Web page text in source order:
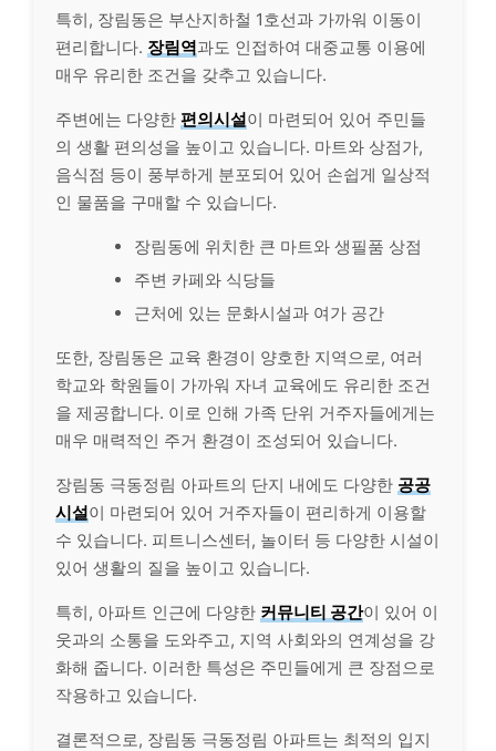
특히, 장림동은 부산지하철 1호선과 가까워 이동이
편리합니다. 장림역과도 인접하여 대중교통 이용에
매우 유리한 조건을 갖추고 있습니다.
주변에는 다양한 편의시설이 마련되어 있어 주민들
의 생활 편의성을 높이고 있습니다. 마트와 상점가,
음식점 등이 풍부하게 분포되어 있어 손쉽게 일상적
인 물품을 구매할 수 있습니다.
장림동에 위치한 큰 마트와 생필품 상점
주변 카페와 식당들
근처에 있는 문화시설과 여가 공간
또한, 장림동은 교육 환경이 양호한 지역으로, 여러
학교와 학원들이 가까워 자녀 교육에도 유리한 조건
을 제공합니다. 이로 인해 가족 단위 거주자들에게는
매우 매력적인 주거 환경이 조성되어 있습니다.
장림동 극동정림 아파트의 단지 내에도 다양한 공공
시설이 마련되어 있어 거주자들이 편리하게 이용할
수 있습니다. 피트니스센터, 놀이터 등 다양한 시설이
있어 생활의 질을 높이고 있습니다.
특히, 아파트 인근에 다양한 커뮤니티 공간이 있어 이
웃과의 소통을 도와주고, 지역 사회와의 연계성을 강
화해 줍니다. 이러한 특성은 주민들에게 큰 장점으로
작용하고 있습니다.
결론적으로, 장림동 극동정림 아파트는 최적의 입지